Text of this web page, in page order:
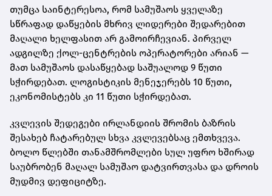
თუმცა საინტერესოა, რომ სამუშაოს ყველაზე
სწრაფად დაწყების მხრივ ლიდერები შედარებით
მაღალი ხელფასით არ გამოირჩევიან. პირველ
ადგილზე ქოლ-ცენტრების ოპერატორები არიან —
მათ სამუშაოს დასაწყებად საშუალოდ 9 წუთი
სჭირდებათ. ლოგისტიკის მენეჯერებს 10 წუთი,
ეკონომისტებს კი 11 წუთი სჭირდებათ.
კვლევის შედეგები ირლანდიის შრომის ბაზრის
შესახებ ჩატარებულ სხვა კვლევებსაც ემთხვევა.
ბოლო წლებში თანამშრომლები სულ უფრო ხშირად
საუბრობენ მაღალ სამუშაო დატვირთვასა და დროის
მუდმივ დეფიციტზე.